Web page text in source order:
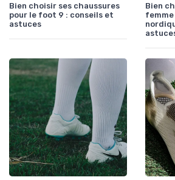
Bien choisir ses chaussures
pour le foot 9 : conseils et
astuces
Bien